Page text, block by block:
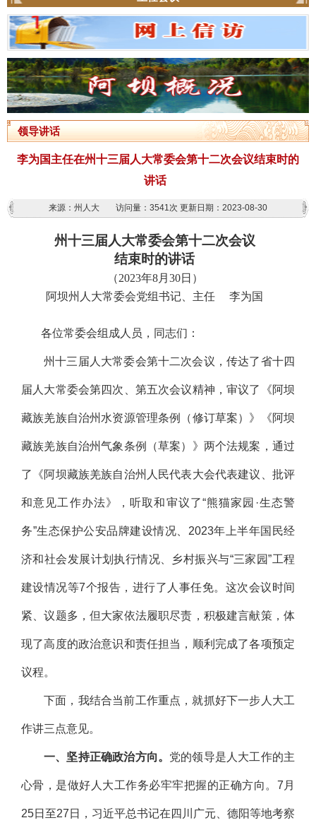
领导讲话
李为国主任在州十三届人大常委会第十二次会议结束时的
讲话
来源：州人大 访问量： 3541次 更新日期：2023-08-30
州十三届人大常委会第十二次会议
结束时的讲话
（2023年8月30日）
阿坝州人大常委会党组书记、主任 李为国
各位常委会组成人员，同志们：
州十三届人大常委会第十二次会议，传达了省十四
届人大常委会第四次、第五次会议精神，审议了《阿坝
藏族羌族自治州水资源管理条例（修订草案）》《阿坝
藏族羌族自治州气象条例（草案）》两个法规案，通过
了《阿坝藏族羌族自治州人民代表大会代表建议、批评
和意见工作办法》，听取和审议了“熊猫家园·生态警
务”生态保护公安品牌建设情况、2023年上半年国民经
济和社会发展计划执行情况、乡村振兴与“三家园”工程
建设情况等7个报告，进行了人事任免。这次会议时间
紧、议题多，但大家依法履职尽责，积极建言献策，体
现了高度的政治意识和责任担当，顺利完成了各项预定
议程。
下面，我结合当前工作重点，就抓好下一步人大工
作讲三点意见。
一、坚持正确政治方向。 党的领导是人大工作的主
心骨，是做好人大工作务必牢牢把握的正确方向。7月
25日至27日，习近平总书记在四川广元、德阳等地考察